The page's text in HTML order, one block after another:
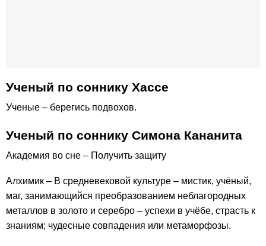
Ученый по соннику Хассе
Ученые – берегись подвохов.
Ученый по соннику Симона Кананита
Академия во сне – Получить защиту
Алхимик – В средневековой культуре – мистик, учёный,
маг, занимающийся преобразованием неблагородных
металлов в золото и серебро – успехи в учёбе, страсть к
знаниям; чудесные совпадения или метаморфозы.